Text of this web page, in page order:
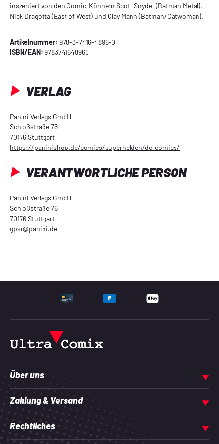
inszeniert von den Comic-Könnern Scott Snyder (Batman Metal),
Nick Dragotta (East of West) und Clay Mann (Batman/Catwoman).
Artikelnummer: 978-3-7416-4896-0
ISBN/EAN: 9783741648960
VERLAG
Panini Verlags GmbH
Schloßstraße 76
70176 Stuttgart
https://paninishop.de/comics/superhelden/dc-comics/
VERANTWORTLICHE PERSON
Panini Verlags GmbH
Schloßstraße 76
70176 Stuttgart
gpsr@panini.de
UNTERSTÜTZTE
Über uns
Zahlung & Versand
Rechtliches